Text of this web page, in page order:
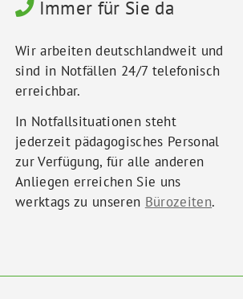
Immer für Sie da
Wir arbeiten deutschlandweit und
sind in Notfällen 24/7 telefonisch
erreichbar.
In Notfallsituationen steht
jederzeit pädagogisches Personal
zur Verfügung, für alle anderen
Anliegen erreichen Sie uns
werktags zu unseren Bürozeiten.